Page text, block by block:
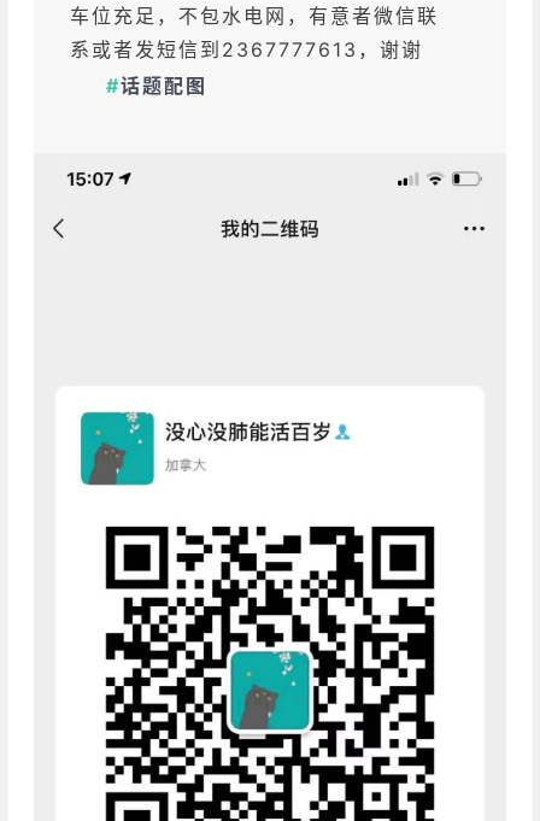
车位充足，不包水电网，有意者微信联
系或者发短信到2367777613，谢谢
#话题配图